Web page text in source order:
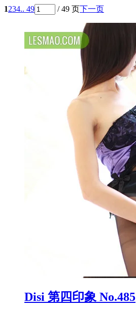
1234.. 49 / 49 页下一页
Disi 第四印象 No.485